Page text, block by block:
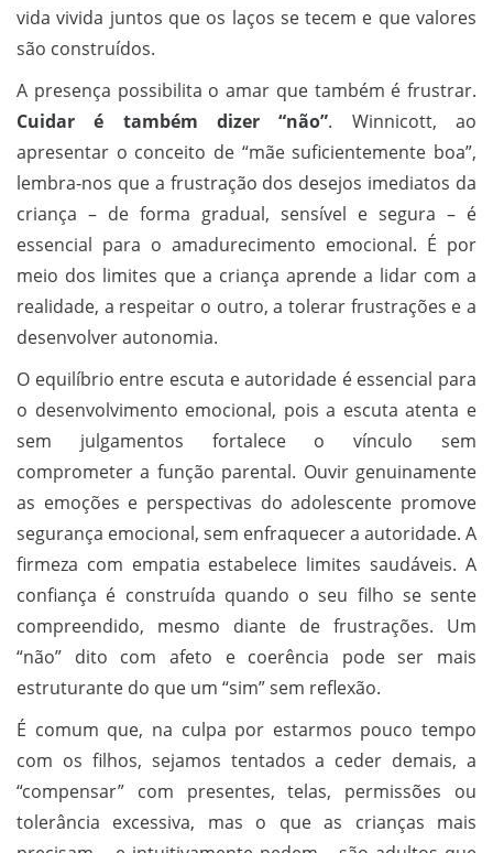
vida vivida juntos que os laços se tecem e que valores
são construídos.
A presença possibilita o amar que também é frustrar.
Cuidar é também dizer “não”. Winnicott, ao
apresentar o conceito de “mãe suficientemente boa”,
lembra-nos que a frustração dos desejos imediatos da
criança – de forma gradual, sensível e segura – é
essencial para o amadurecimento emocional. É por
meio dos limites que a criança aprende a lidar com a
realidade, a respeitar o outro, a tolerar frustrações e a
desenvolver autonomia.
O equilíbrio entre escuta e autoridade é essencial para
o desenvolvimento emocional, pois a escuta atenta e
sem julgamentos fortalece o vínculo sem
comprometer a função parental. Ouvir genuinamente
as emoções e perspectivas do adolescente promove
segurança emocional, sem enfraquecer a autoridade. A
firmeza com empatia estabelece limites saudáveis. A
confiança é construída quando o seu filho se sente
compreendido, mesmo diante de frustrações. Um
“não” dito com afeto e coerência pode ser mais
estruturante do que um “sim” sem reflexão.
É comum que, na culpa por estarmos pouco tempo
com os filhos, sejamos tentados a ceder demais, a
“compensar” com presentes, telas, permissões ou
tolerância excessiva, mas o que as crianças mais